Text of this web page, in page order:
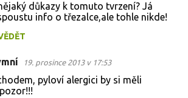
důkazy k tomuto tvrzení? Já
info o třezalce,ale tohle nikde!
19. prosince 2013 v 17:53
pyloví alergici by si měli